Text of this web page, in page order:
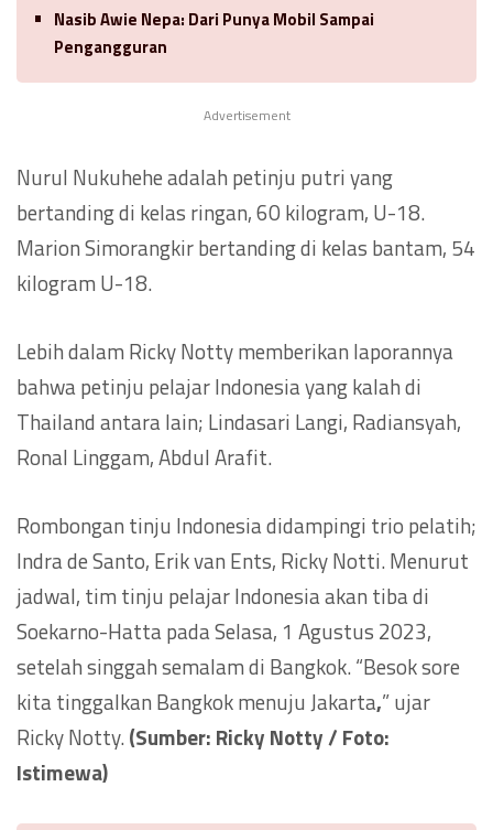
Nasib Awie Nepa: Dari Punya Mobil Sampai
Pengangguran
Advertisement
Nurul Nukuhehe adalah petinju putri yang
bertanding di kelas ringan, 60 kilogram, U-18.
Marion Simorangkir bertanding di kelas bantam, 54
kilogram U-18.
Lebih dalam Ricky Notty memberikan laporannya
bahwa petinju pelajar Indonesia yang kalah di
Thailand antara lain; Lindasari Langi, Radiansyah,
Ronal Linggam, Abdul Arafit.
Rombongan tinju Indonesia didampingi trio pelatih;
Indra de Santo, Erik van Ents, Ricky Notti. Menurut
jadwal, tim tinju pelajar Indonesia akan tiba di
Soekarno-Hatta pada Selasa, 1 Agustus 2023,
setelah singgah semalam di Bangkok. “Besok sore
kita tinggalkan Bangkok menuju Jakarta,” ujar
Ricky Notty.(Sumber: Ricky Notty / Foto:
Istimewa)